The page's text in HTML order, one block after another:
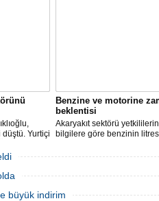
düştü. Yurtiçi
geldik" dedi.
Benzine ve motorine
beklentisi
Akaryakıt sektörü
bilgilere göre benzinin
zam yapılması bekleniyor.
büyük indirim